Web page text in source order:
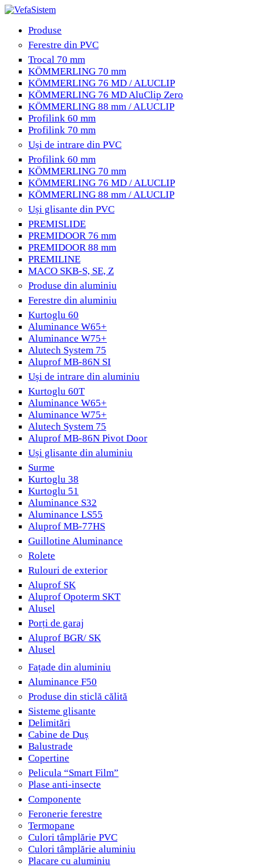
Produse
Ferestre din PVC
Trocal 70 mm
KÖMMERLING 70 mm
KÖMMERLING 76 MD / ALUCLIP
KÖMMERLING 76 MD AluClip Zero
KÖMMERLING 88 mm / ALUCLIP
Profilink 60 mm
Profilink 70 mm
Uși de intrare din PVC
Profilink 60 mm
KÖMMERLING 70 mm
KÖMMERLING 76 MD / ALUCLIP
KÖMMERLING 88 mm / ALUCLIP
Uși glisante din PVC
PREMISLIDE
PREMIDOOR 76 mm
PREMIDOOR 88 mm
PREMILINE
MACO SKB-S, SE, Z
Produse din aluminiu
Ferestre din aluminiu
Kurtoglu 60
Aluminance W65+
Aluminance W75+
Alutech System 75
Aluprof MB-86N SI
Uși de intrare din aluminiu
Kurtoglu 60T
Aluminance W65+
Aluminance W75+
Alutech System 75
Aluprof MB-86N Pivot Door
Uși glisante din aluminiu
Surme
Kurtoglu 38
Kurtoglu 51
Aluminance S32
Aluminance LS55
Aluprof MB-77HS
Guillotine Aluminance
Rolete
Rulouri de exterior
Aluprof SK
Aluprof Opoterm SKT
Alusel
Porți de garaj
Aluprof BGR/ SK
Alusel
Fațade din aluminiu
Aluminance F50
Produse din sticlă călită
Sisteme glisante
Delimitări
Cabine de Duș
Balustrade
Copertine
Pelicula “Smart Film”
Plase anti-insecte
Componente
Feronerie ferestre
Termopane
Culori tâmplărie PVC
Culori tâmplărie aluminiu
Placare cu aluminiu